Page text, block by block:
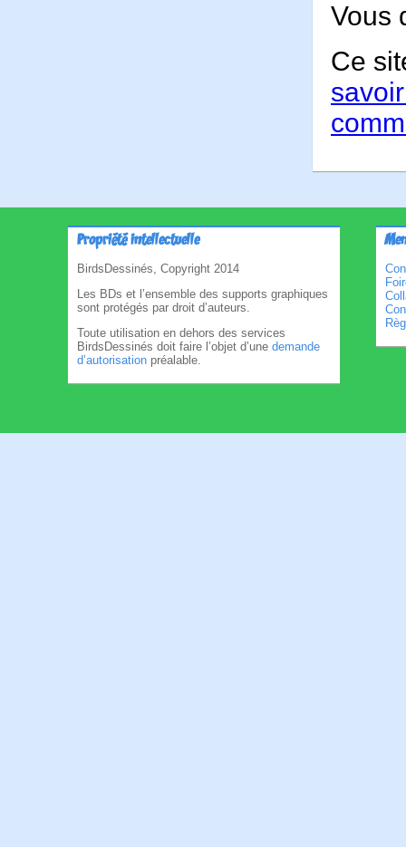
Vous
Ce
Propriété intellectuelle
BirdsDessinés, Copyright 2014
Les BDs et l’ensemble des supports graphiques
sont protégés par droit d’auteurs.
Toute utilisation en dehors des services
BirdsDessinés doit faire l’objet d’une demande
d’autorisation préalable.